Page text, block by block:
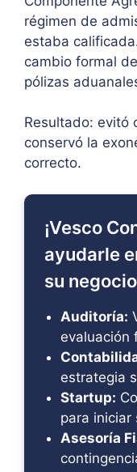
régimen de
estaba
cambio formal
pólizas
Resultado: evitó
conservó la
correcto.
¡Vesco
ayudarle
su
Auditoría:
evaluación
estrategia
Startup:
para iniciar
Asesoría